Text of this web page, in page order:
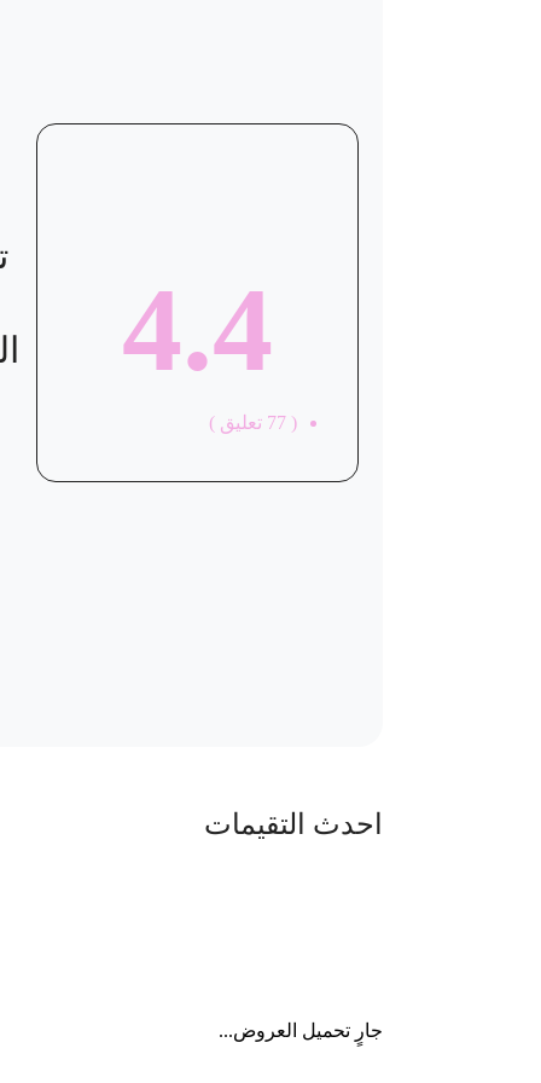
4.4
(
77 تعليق )
احدث التقيمات
جارٍ تحميل العروض...